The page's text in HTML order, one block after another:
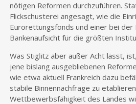
nötigen Reformen durchzuführen.
Flickschusterei angesagt, wie die
Eurorettungsfonds und einer bei der
Bankenaufsicht für die größten
Was Stiglitz aber außer Acht lässt,
jene bislang ausgebliebenen
wie etwa aktuell Frankreich dazu
stabile Binnennachfrage zu
Wettbewerbsfähigkeit des Landes